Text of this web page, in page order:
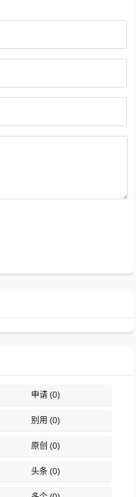
申请(0)
别用 (0)
原创 (0)
头条(0)